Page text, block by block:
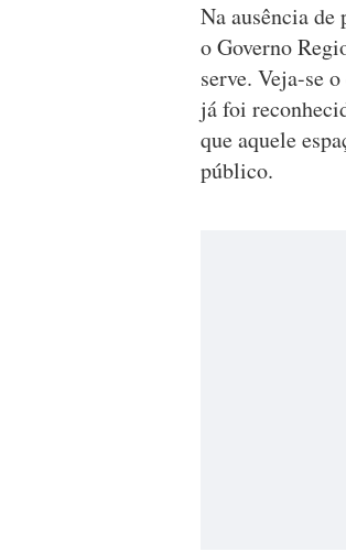
Na ausência
o Governo
serve. Veja-se
já foi
que aquele
público.